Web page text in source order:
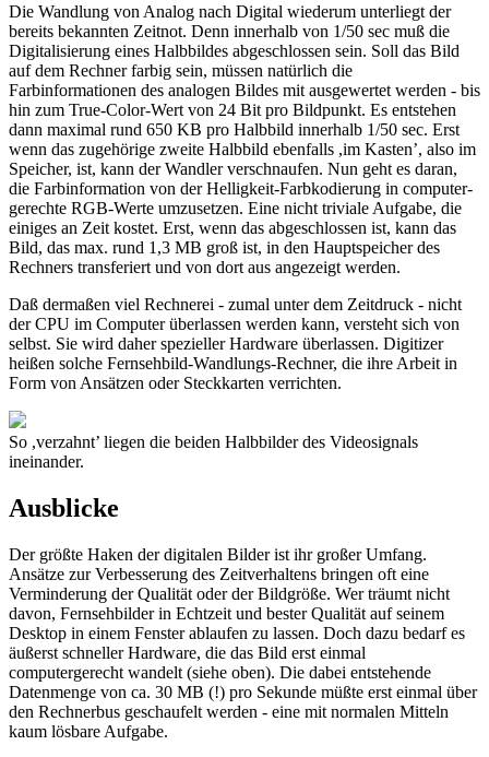
Die Wandlung von Analog nach Digital wiederum unterliegt der
bereits bekannten Zeitnot. Denn innerhalb von 1/50 sec muß die
Digitalisierung eines Halbbildes abgeschlossen sein. Soll das Bild
auf dem Rechner farbig sein, müssen natürlich die
Farbinformationen des analogen Bildes mit ausgewertet werden - bis
hin zum True-Color-Wert von 24 Bit pro Bildpunkt. Es entstehen
dann maximal rund 650 KB pro Halbbild innerhalb 1/50 sec. Erst
wenn das zugehörige zweite Halbbild ebenfalls ,im Kasten’, also im
Speicher, ist, kann der Wandler verschnaufen. Nun geht es daran,
die Farbinformation von der Helligkeit-Farbkodierung in computer-
gerechte RGB-Werte umzusetzen. Eine nicht triviale Aufgabe, die
einiges an Zeit kostet. Erst, wenn das abgeschlossen ist, kann das
Bild, das max. rund 1,3 MB groß ist, in den Hauptspeicher des
Rechners transferiert und von dort aus angezeigt werden.
Daß dermaßen viel Rechnerei - zumal unter dem Zeitdruck - nicht
der CPU im Computer überlassen werden kann, versteht sich von
selbst. Sie wird daher spezieller Hardware überlassen. Digitizer
heißen solche Fernsehbild-Wandlungs-Rechner, die ihre Arbeit in
Form von Ansätzen oder Steckkarten verrichten.
So ,verzahnt’ liegen die beiden Halbbilder des Videosignals
ineinander.
Ausblicke
Der größte Haken der digitalen Bilder ist ihr großer Umfang.
Ansätze zur Verbesserung des Zeitverhaltens bringen oft eine
Verminderung der Qualität oder der Bildgröße. Wer träumt nicht
davon, Fernsehbilder in Echtzeit und bester Qualität auf seinem
Desktop in einem Fenster ablaufen zu lassen. Doch dazu bedarf es
äußerst schneller Hardware, die das Bild erst einmal
computergerecht wandelt (siehe oben). Die dabei entstehende
Datenmenge von ca. 30 MB (!) pro Sekunde müßte erst einmal über
den Rechnerbus geschaufelt werden - eine mit normalen Mitteln
kaum lösbare Aufgabe.